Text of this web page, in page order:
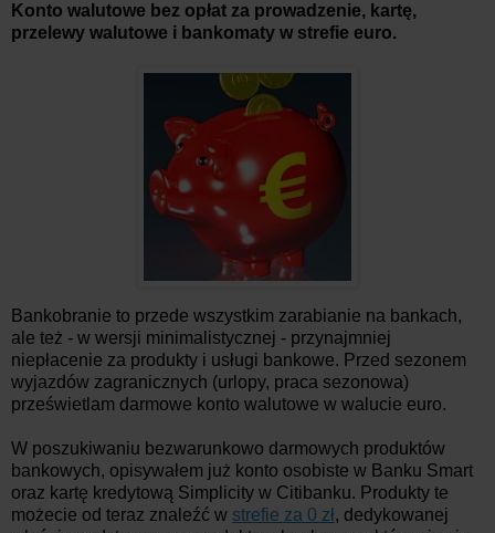
Konto walutowe bez opłat za prowadzenie, kartę,
przelewy walutowe i bankomaty w strefie euro.
Bankobranie to przede wszystkim zarabianie na bankach,
ale też - w wersji minimalistycznej - przynajmniej
niepłacenie za produkty i usługi bankowe. Przed sezonem
wyjazdów zagranicznych (urlopy, praca sezonowa)
prześwietlam darmowe konto walutowe w walucie euro.
W poszukiwaniu bezwarunkowo darmowych produktów
bankowych, opisywałem już konto osobiste w Banku Smart
oraz kartę kredytową Simplicity w Citibanku. Produkty te
możecie od teraz znaleźć w strefie za 0 zł , dedykowanej